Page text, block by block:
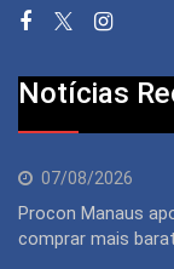
Notícias
07/08/2026
Procon Manaus
comprar mais